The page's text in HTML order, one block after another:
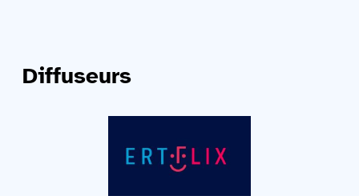
Diffuseurs